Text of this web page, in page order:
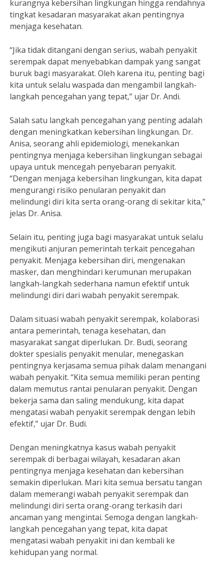
kurangnya kebersihan lingkungan hingga rendahnya
tingkat kesadaran masyarakat akan pentingnya
menjaga kesehatan.
“Jika tidak ditangani dengan serius, wabah penyakit
serempak dapat menyebabkan dampak yang sangat
buruk bagi masyarakat. Oleh karena itu, penting bagi
kita untuk selalu waspada dan mengambil langkah-
langkah pencegahan yang tepat,” ujar Dr. Andi.
Salah satu langkah pencegahan yang penting adalah
dengan meningkatkan kebersihan lingkungan. Dr.
Anisa, seorang ahli epidemiologi, menekankan
pentingnya menjaga kebersihan lingkungan sebagai
upaya untuk mencegah penyebaran penyakit.
“Dengan menjaga kebersihan lingkungan, kita dapat
mengurangi risiko penularan penyakit dan
melindungi diri kita serta orang-orang di sekitar kita,”
jelas Dr. Anisa.
Selain itu, penting juga bagi masyarakat untuk selalu
mengikuti anjuran pemerintah terkait pencegahan
penyakit. Menjaga kebersihan diri, mengenakan
masker, dan menghindari kerumunan merupakan
langkah-langkah sederhana namun efektif untuk
melindungi diri dari wabah penyakit serempak.
Dalam situasi wabah penyakit serempak, kolaborasi
antara pemerintah, tenaga kesehatan, dan
masyarakat sangat diperlukan. Dr. Budi, seorang
dokter spesialis penyakit menular, menegaskan
pentingnya kerjasama semua pihak dalam menangani
wabah penyakit. “Kita semua memiliki peran penting
dalam memutus rantai penularan penyakit. Dengan
bekerja sama dan saling mendukung, kita dapat
mengatasi wabah penyakit serempak dengan lebih
efektif,” ujar Dr. Budi.
Dengan meningkatnya kasus wabah penyakit
serempak di berbagai wilayah, kesadaran akan
pentingnya menjaga kesehatan dan kebersihan
semakin diperlukan. Mari kita semua bersatu tangan
dalam memerangi wabah penyakit serempak dan
melindungi diri serta orang-orang terkasih dari
ancaman yang mengintai. Semoga dengan langkah-
langkah pencegahan yang tepat, kita dapat
mengatasi wabah penyakit ini dan kembali ke
kehidupan yang normal.